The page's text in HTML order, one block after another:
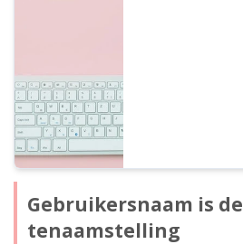
Gebruikersnaam is de
tenaamstelling